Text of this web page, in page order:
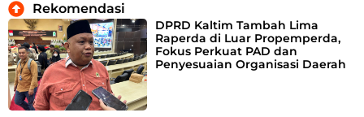
Rekomendasi
DPRD Kaltim Tambah Lima
Raperda di Luar Propemperda,
Fokus Perkuat PAD dan
Penyesuaian Organisasi Daerah